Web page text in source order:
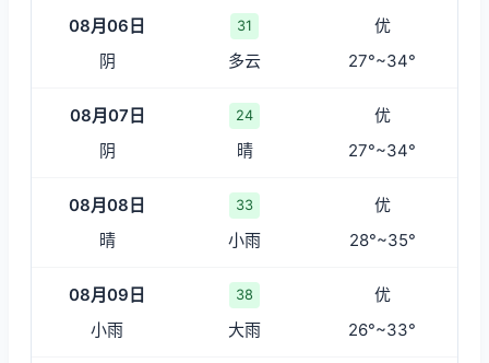
08月06日 31
优
阴
多云 27°~34°
08月07日 24
优
阴
晴 27°~34°
08月08日 33
优
晴
小雨 28°~35°
08月09日 38
优
小雨
大雨 26°~33°